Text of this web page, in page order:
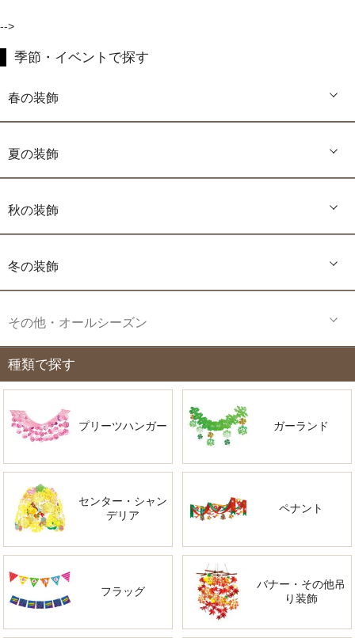
-->
季節・イベントで探す
春の装飾
夏の装飾
秋の装飾
冬の装飾
その他・オールシーズン
種類で探す
プリーツハンガー ガーランド
センター・シャン
デリア
ペナント
フラッグ
バナー・その他吊
り装飾